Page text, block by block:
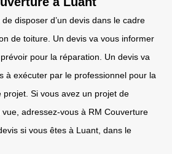
disposer d’un devis dans le cadre
de toiture. Un devis va vous informer
pour la réparation. Un devis va
à exécuter par le professionnel pour la
Si vous avez un projet de
adressez-vous à RM Couverture
si vous êtes à Luant, dans le